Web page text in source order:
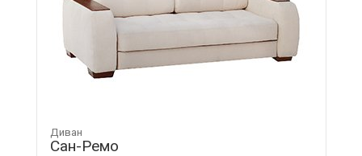
Диван
Сан-Ремо